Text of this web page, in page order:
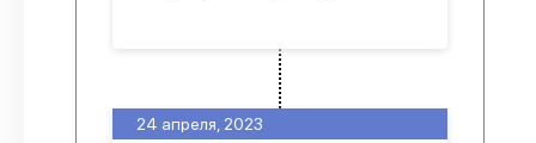
24 апреля, 2023